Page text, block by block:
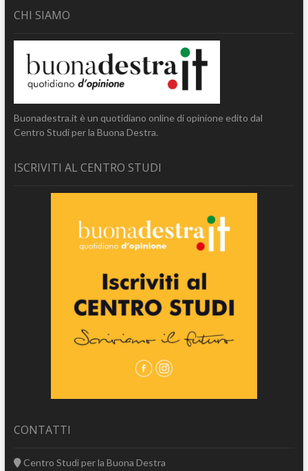
CHI SIAMO
Buonadestra.it è un quotidiano online di opinione edito dal
Centro Studi per la Buona Destra.
ISCRIVITI AL CENTRO STUDI
CONTATTI
Centro Studi per la Buona Destra